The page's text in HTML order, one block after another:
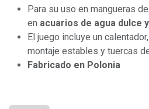
Para su uso en mangueras
en acuarios de agua dulce
El juego incluye un
montaje estables y tuercas
Fabricado en Polonia